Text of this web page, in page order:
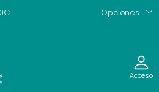
Opciones
Acceso